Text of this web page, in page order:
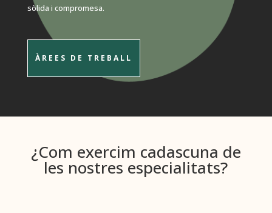
sòlida i compromesa.
ÀREES DE TREBALL
¿Com exercim cadascuna de
les nostres especialitats?